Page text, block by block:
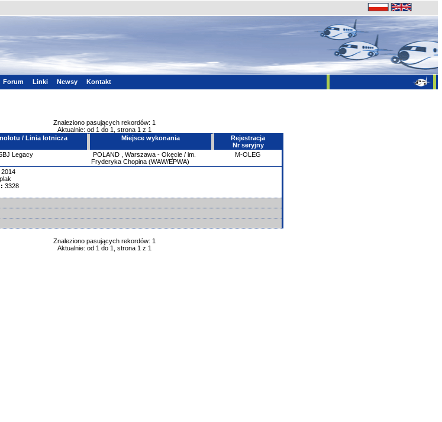
Forum Linki Newsy Kontakt
Znaleziono pasujących rekordów: 1
Aktualnie: od 1 do 1, strona 1 z 1
/ Linia lotnicza Miejsce wykonania
Rejestracja
Nr seryjny
Legacy
POLAND
Warszawa - Okęcie / im.
Fryderyka Chopina (WAW/EPWA)
M-OLEG
3328
Znaleziono pasujących rekordów: 1
Aktualnie: od 1 do 1, strona 1 z 1